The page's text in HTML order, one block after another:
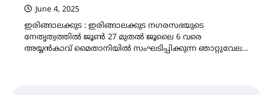
June 4, 2025
ഇരിങ്ങാലക്കുട : ഇരിങ്ങാലക്കുട നഗരസഭയുടെ
നേതൃത്വത്തില്‍ ജൂൺ 27 മുതൽ ജൂലൈ 6 വരെ
അയ്യൻകാവ് മൈതാനിയിൽ സംഘടിപ്പിക്കുന്ന ഞാറ്റുവേല…